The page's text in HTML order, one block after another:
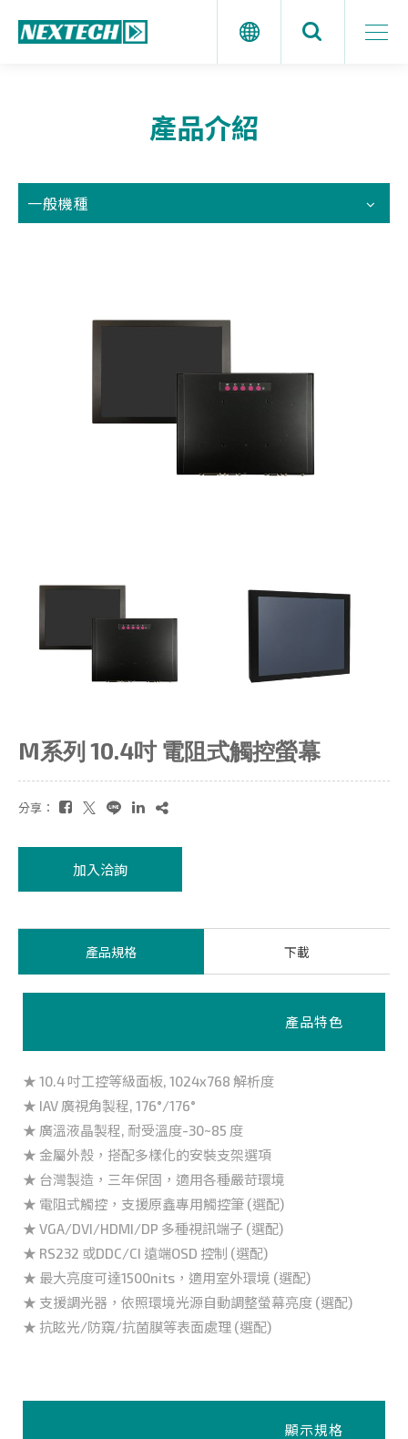
產品介紹
一般機種
M系列 10.4吋 電阻式觸控螢幕
分享：
加入洽詢
產品規格 下載
產品特色
★ 10.4 吋工控等級面板, 1024x768 解析度
★ IAV 廣視角製程, 176°/176°
★ 廣溫液晶製程, 耐受溫度-30~85 度
★ 金屬外殼，搭配多樣化的安裝支架選項
★ 台灣製造，三年保固，適用各種嚴苛環境
★ 電阻式觸控，支援原鑫專用觸控筆 (選配)
★ VGA/DVI/HDMI/DP 多種視訊端子 (選配)
★ RS232 或DDC/CI 遠端OSD 控制 (選配)
★ 最大亮度可達1500nits，適用室外環境 (選配)
★ 支援調光器，依照環境光源自動調整螢幕亮度 (選配)
★ 抗眩光/防窺/抗菌膜等表面處理 (選配)
顯示規格